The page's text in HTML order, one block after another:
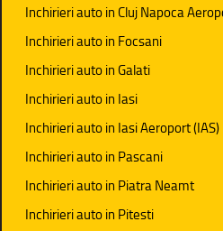
Inchirieri auto in Cluj Napoca
Inchirieri auto in Focsani
Inchirieri auto in Galati
Inchirieri auto in Iasi
Inchirieri auto in Iasi Aeroport (IAS)
Inchirieri auto in Pascani
Inchirieri auto in Piatra Neamt
Inchirieri auto in Pitesti